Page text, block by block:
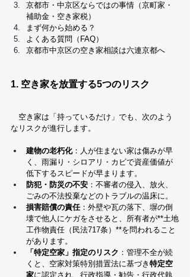
京都市・中京区ならではの事情（京町家・
補助金・空き家税）
まず何から始める？
よくある質問（FAQ）
京都市中京区の空き家相談は六連京都へ
1. 空き家を放置する5つのリスク
空き家は「持っているだけ」でも、次のよう
なリスクが進行します。
建物の老朽化：人が住まない家は傷みが早
く、雨漏り・シロアリ・カビで資産価値が
低下するスピードが早まります。
防犯・防災の不安 ：不審者の侵入、放火、
ごみの不法投棄などのトラブルの温床に。
損害賠償の責任：外壁や瓦の落下、塀の倒
壊で他人にケガをさせると、所有者が**土地
工作物責任（民法717条）**を問われること
があります。
「特定空家」指定のリスク ：管理不全が続
くと、空家対策特別措置法に基づき 特定空
家に認定され、行政指導・勧告・行政代執